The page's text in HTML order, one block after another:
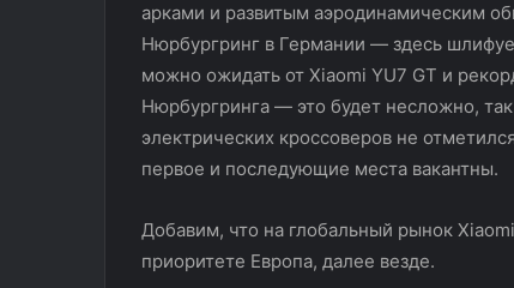
арками и развитым аэродинамическим
Нюрбургринг в Германии — здесь
можно ожидать от Xiaomi YU7 GT и
Нюрбургринга — это будет несложно,
электрических кроссоверов не
первое и последующие места вакантны.
Добавим, что на глобальный рынок
приоритете Европа, далее везде.